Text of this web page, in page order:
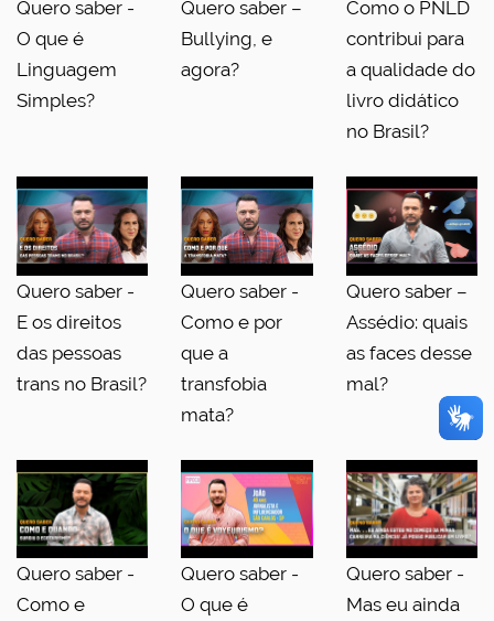
Quero saber -
O que é
Linguagem
Simples?
Quero saber –
Bullying, e
agora?
Como o PNLD
contribui para
a qualidade do
livro didático
no Brasil?
Quero saber -
E os direitos
das pessoas
trans no Brasil?
Quero saber -
Como e por
que a
transfobia
mata?
Quero saber –
Assédio: quais
as faces desse
mal?
Quero saber -
Como e
Quero saber -
O que é
Quero saber -
Mas eu ainda